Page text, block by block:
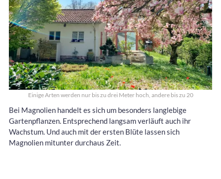
Einige Arten werden nur bis zu drei Meter hoch, andere bis zu 20
Bei Magnolien handelt es sich um besonders langlebige
Gartenpflanzen. Entsprechend langsam verläuft auch ihr
Wachstum. Und auch mit der ersten Blüte lassen sich
Magnolien mitunter durchaus Zeit.